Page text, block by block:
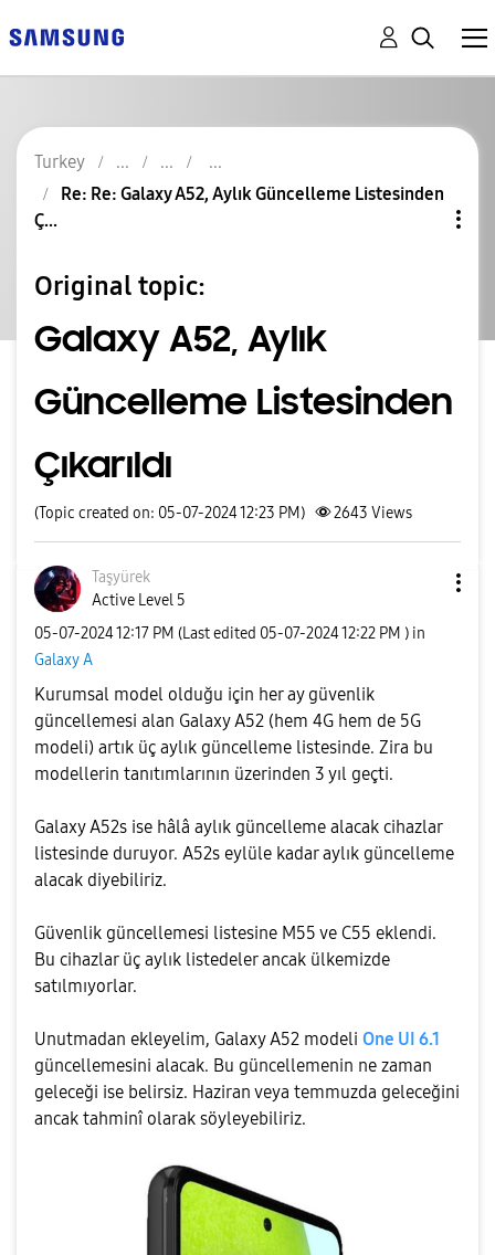
Turkey
Re: Re: Galaxy A52, Aylık Güncelleme Listesinden
Ç...
Original topic:
Galaxy A52, Aylık
Güncelleme Listesinden
Çıkarıldı
(Topic created on: 05-07-2024 12:23 PM) 2643 Views
Taşyürek
Active Level 5
‎05-07-202412:17 PM (Last edited ‎05-07-202412:22 PM ) in
Galaxy A
Kurumsal model olduğu için her ay güvenlik
güncellemesi alan Galaxy A52 (hem 4G hem de 5G
modeli) artık üç aylık güncelleme listesinde. Zira bu
modellerin tanıtımlarının üzerinden 3 yıl geçti.
Galaxy A52s ise hâlâ aylık güncelleme alacak cihazlar
listesinde duruyor. A52s eylüle kadar aylık güncelleme
alacak diyebiliriz.
Güvenlik güncellemesi listesine M55 ve C55 eklendi.
Bu cihazlar üç aylık listedeler ancak ülkemizde
satılmıyorlar.
Unutmadan ekleyelim, Galaxy A52 modeli One UI 6.1
güncellemesini alacak. Bu güncellemenin ne zaman
geleceği ise belirsiz. Haziran veya temmuzda geleceğini
ancak tahminî olarak söyleyebiliriz.